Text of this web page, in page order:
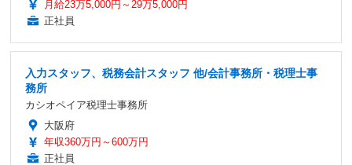
月給23万5,000円～29万5,000円
正社員
入力スタッフ、税務会計スタッフ 他/会計事務所・税理士事
務所
カシオペイア税理士事務所
大阪府
年収360万円～600万円
正社員